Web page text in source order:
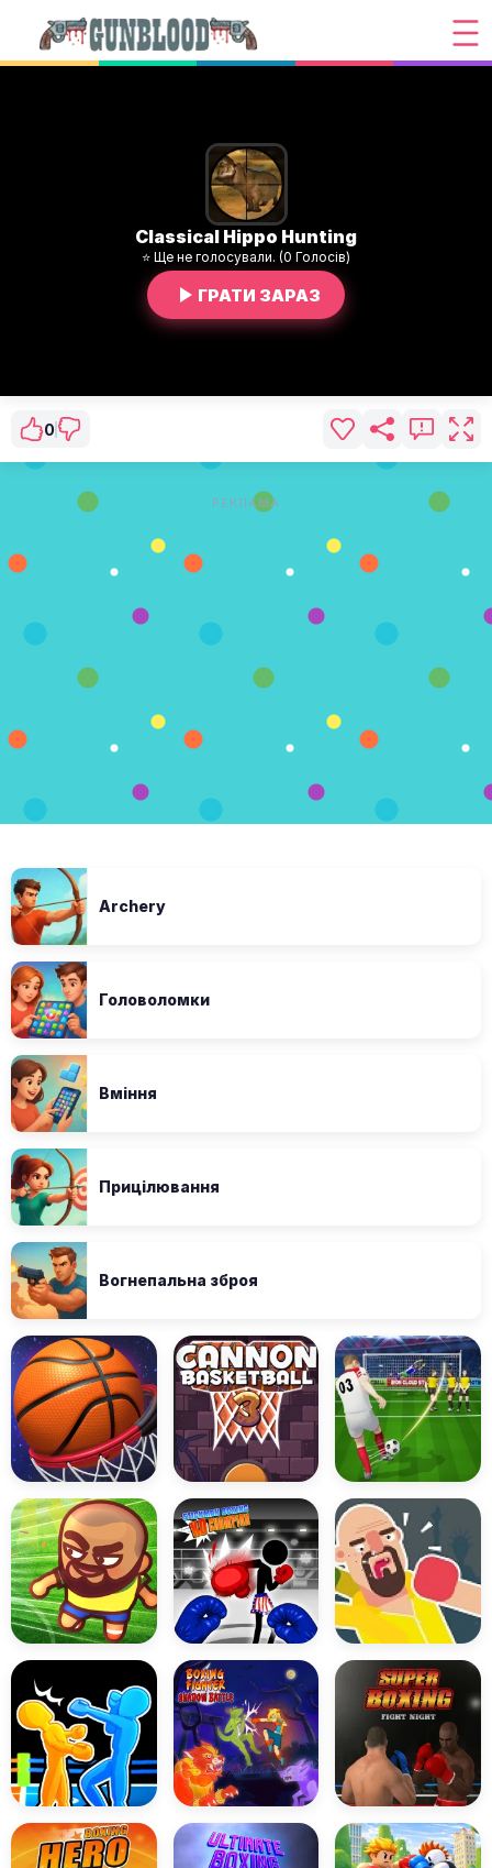
Classical Hippo Hunting
⭐ Ще не голосували. (0 Голосів)
ГРАТИ ЗАРАЗ
0
РЕКЛАМА
Archery
Головоломки
Вміння
Прицілювання
Вогнепальна зброя